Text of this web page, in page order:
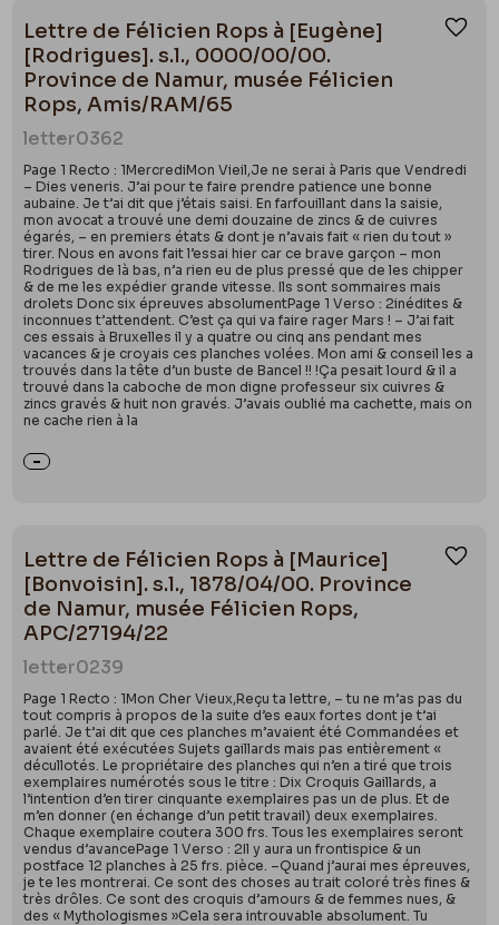
Lettre de Félicien Rops à [Eugène]
[Rodrigues]. s.l., 0000/00/00.
Province de Namur, musée Félicien
Rops, Amis/RAM/65
letter0362
Page 1 Recto : 1MercrediMon Vieil,Je ne serai à Paris que Vendredi
– Dies veneris. J’ai pour te faire prendre patience une bonne
aubaine. Je t’ai dit que j’étais saisi. En farfouillant dans la saisie,
mon avocat a trouvé une demi douzaine de zincs & de cuivres
égarés, – en premiers états & dont je n’avais fait « rien du tout »
tirer. Nous en avons fait l’essai hier car ce brave garçon – mon
Rodrigues de là bas, n’a rien eu de plus pressé que de les chipper
& de me les expédier grande vitesse. Ils sont sommaires mais
drolets Donc six épreuves absolumentPage 1 Verso : 2inédites &
inconnues t’attendent. C’est ça qui va faire rager Mars ! – J’ai fait
ces essais à Bruxelles il y a quatre ou cinq ans pendant mes
vacances & je croyais ces planches volées. Mon ami & conseil les a
trouvés dans la tête d’un buste de Bancel !! !Ça pesait lourd & il a
trouvé dans la caboche de mon digne professeur six cuivres &
zincs gravés & huit non gravés. J’avais oublié ma cachette, mais on
ne cache rien à la
Lettre de Félicien Rops à [Maurice]
[Bonvoisin]. s.l., 1878/04/00. Province
de Namur, musée Félicien Rops,
APC/27194/22
letter0239
Page 1 Recto : 1Mon Cher Vieux,Reçu ta lettre, – tu ne m’as pas du
tout compris à propos de la suite d’es eaux fortes dont je t’ai
parlé. Je t’ai dit que ces planches m’avaient été Commandées et
avaient été exécutées Sujets gaillards mais pas entièrement «
décullotés. Le propriétaire des planches qui n’en a tiré que trois
exemplaires numérotés sous le titre : Dix Croquis Gaillards, a
l’intention d’en tirer cinquante exemplaires pas un de plus. Et de
m’en donner (en échange d’un petit travail) deux exemplaires.
Chaque exemplaire coutera 300 frs. Tous les exemplaires seront
vendus d’avancePage 1 Verso : 2Il y aura un frontispice & un
postface 12 planches à 25 frs. pièce. –Quand j’aurai mes épreuves,
je te les montrerai. Ce sont des choses au trait coloré très fines &
très drôles. Ce sont des croquis d’amours & de femmes nues, &
des « Mythologismes »Cela sera introuvable absolument. Tu